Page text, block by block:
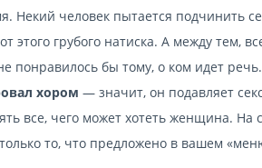
Некий человек пытается подчинить
этого грубого натиска. А между тем,
понравилось бы тому, о ком идет речь.
хором — значит, он подавляет
все, чего может хотеть женщина. На
то, что предложено в вашем